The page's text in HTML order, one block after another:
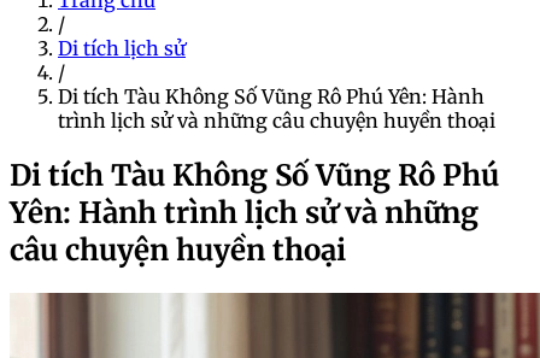
/
Di tích lịch sử
/
Di tích Tàu Không Số Vũng Rô Phú Yên: Hành
trình lịch sử và những câu chuyện huyền thoại
Di tích Tàu Không Số Vũng Rô Phú
Yên: Hành trình lịch sử và những
câu chuyện huyền thoại